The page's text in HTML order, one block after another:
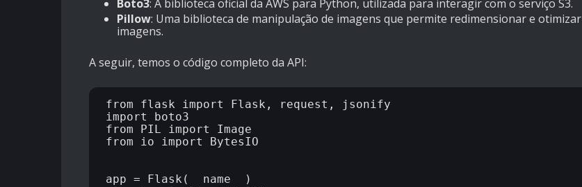
Boto3: A biblioteca oficial da AWS para Python, utilizada para interagir com o serviço S3.
Pillow: Uma biblioteca de manipulação de imagens que permite redimensionar e otimizar
imagens.
A seguir, temos o código completo da API:
from flask import Flask, request, jsonify
import boto3
from PIL import Image
from io import BytesIO
app = Flask(__name__)